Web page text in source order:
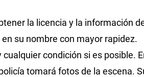
la licencia y la información
su nombre con mayor rapidez.
condición si es posible.
tomará fotos de la escena.